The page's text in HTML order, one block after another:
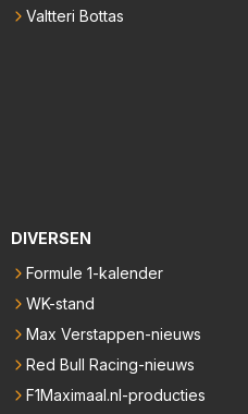
Valtteri Bottas
DIVERSEN
Formule 1-kalender
WK-stand
Max Verstappen-nieuws
Red Bull Racing-nieuws
F1Maximaal.nl-producties